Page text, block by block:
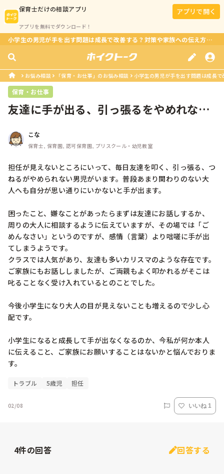
保育士だけの相談アプリ
アプリを無料でダウンロード！
アプリで開く
小学生の男児が手を出す問題は成長で改善する？対策や家族への伝え方は？
お悩み相談 「保育・お仕事」のお悩み相談 小学生の男児が手を出す問題は成長
保育・お仕事
友達に手が出る、引っ張るをやめれない
こな
保育士, 保育園, 認可保育園, プリスクール・幼児教室
担任が見えないところにいって、毎日友達を叩く、引っ張る、つ
ねるがやめられない男児がいます。普段あまり関わりのない大
人へも自分が思い通りにいかないと手が出ます。
困ったこと、嫌なことがあったらまずは友達にお話しするか、
周りの大人に相談するように伝えていますが、その場では「ご
めんなさい」というのですが、感情（言葉）より咄嗟に手が出
てしまうようです。
クラスでは人気があり、友達も多いカリスマのような存在です。
ご家族にもお話ししましたが、ご両親もよく叩かれるがそこは
叱ることなく受け入れているとのことでした。
今後小学生になり大人の目が見えないことも増えるので少し心
配です。
小学生になると成長して手が出なくなるのか、今私が何か本人
に伝えること、ご家族にお願いすることはないかと悩んでおりま
す。
トラブル 5歳児 担任
02/08 いいね 1
4件の回答 回答する